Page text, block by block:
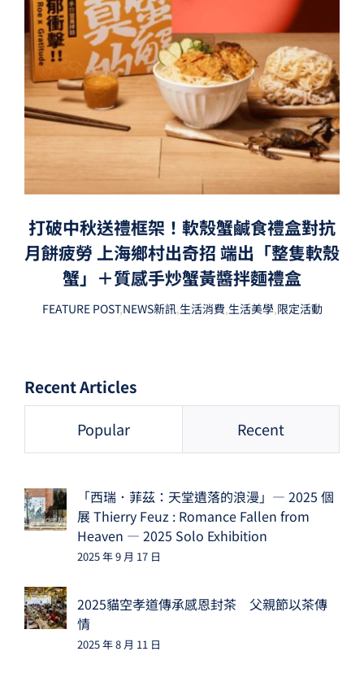
打破中秋送禮框架！軟殼蟹鹹食禮盒對抗
月餅疲勞 上海鄉村出奇招 端出「整隻軟殼
蟹」＋質感手炒蟹黃醬拌麵禮盒
FEATURE POST,NEWS新訊,生活消費,生活美學,限定活動
Recent Articles
Popular Recent
「西瑞．菲茲：天堂遺落的浪漫」— 2025 個
展 Thierry Feuz : Romance Fallen from
Heaven — 2025 Solo Exhibition
2025 年 9 月 17 日
2025貓空孝道傳承感恩封茶 父親節以茶傳
情
2025 年 8 月 11 日